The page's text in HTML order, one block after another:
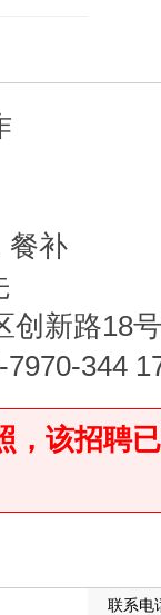
餐补
创新路18号
344
，该招聘
联系电